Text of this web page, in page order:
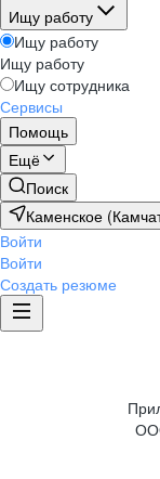
Ищу работу
Ищу работу
Ищу работу
Ищу сотрудника
Сервисы
Помощь
Ещё
Поиск
Каменское
Войти
Войти
Создать резюме